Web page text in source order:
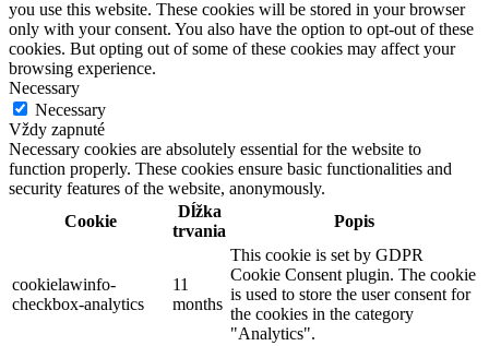
you use this website. These cookies will be stored in your browser
only with your consent. You also have the option to opt-out of these
cookies. But opting out of some of these cookies may affect your
browsing experience.
Necessary
Necessary
Vždy zapnuté
Necessary cookies are absolutely essential for the website to
function properly. These cookies ensure basic functionalities and
security features of the website, anonymously.
Cookie
Dĺžka
trvania
Popis
cookielawinfo-
checkbox-analytics
11
months
This cookie is set by GDPR
Cookie Consent plugin. The cookie
is used to store the user consent for
the cookies in the category
"Analytics".